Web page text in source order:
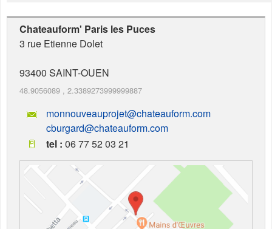
Chateauform' Paris les Puces
3 rue Etienne Dolet
93400 SAINT-OUEN
48.9056089 , 2.3389273999999887
monnouveauprojet@chateauform.com
cburgard@chateauform.com
tel : 06 77 52 03 21